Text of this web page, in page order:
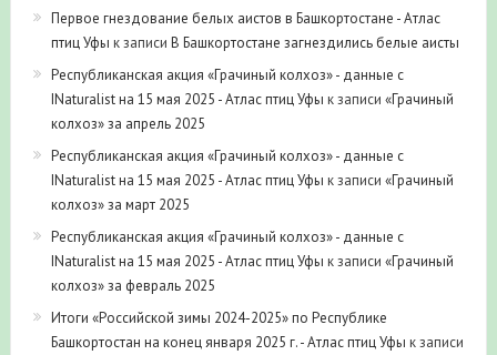
Первое гнездование белых аистов в Башкортостане - Атлас
птиц Уфы к записи В Башкортостане загнездились белые аисты
Республиканская акция «Грачиный колхоз» - данные с
INaturalist на 15 мая 2025 - Атлас птиц Уфы к записи «Грачиный
колхоз» за апрель 2025
Республиканская акция «Грачиный колхоз» - данные с
INaturalist на 15 мая 2025 - Атлас птиц Уфы к записи «Грачиный
колхоз» за март 2025
Республиканская акция «Грачиный колхоз» - данные с
INaturalist на 15 мая 2025 - Атлас птиц Уфы к записи «Грачиный
колхоз» за февраль 2025
Итоги «Российской зимы 2024-2025» по Республике
Башкортостан на конец января 2025 г. - Атлас птиц Уфы к записи